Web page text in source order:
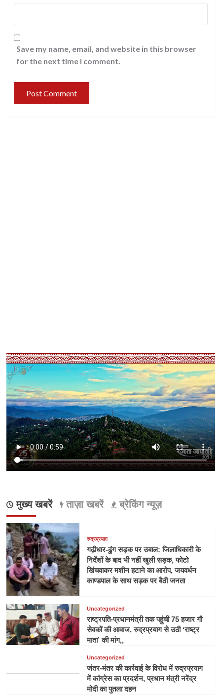
Save my name, email, and website in this browser
for the next time I comment.
मुख्य खबरें ताज़ा खबरें ब्रेकिंग न्यूज़
रुद्रप्रयाग
गढ़ीधार-ढुंग सड़क पर उबाल: जिलाधिकारी के
निर्देशों के बाद भी नहीं खुली सड़क, फोटो
खिंचवाकर मशीन हटाने का आरोप, जयवर्धन
काण्डपाल के साथ सड़क पर बैठी जनता
Uncategorized
राष्ट्रपति-प्रधानमंत्री तक पहुंची 75 हजार गौ
सेवकों की आवाज, रुद्रप्रयाग से उठी ‘राष्ट्र
माता’ की मांग,,
Uncategorized
जंतर-मंतर की कार्रवाई के विरोध में रुद्रप्रयाग
में कांग्रेस का प्रदर्शन, प्रधान मंत्री नरेंद्र
मोदी का पुतला दहन